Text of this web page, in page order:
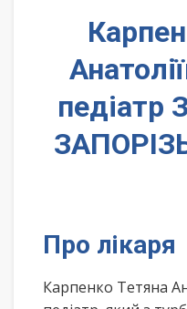
Про лікаря
Карпенко Тетяна